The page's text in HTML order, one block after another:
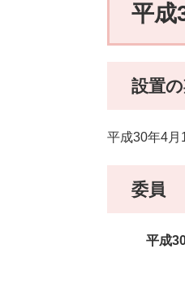
平成
設置
平成30年4月
委員
平成